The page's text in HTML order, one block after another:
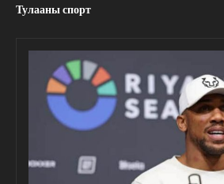
Тулааны спорт